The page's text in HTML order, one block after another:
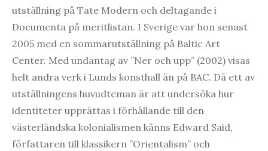
utställning på Tate Modern och deltagande i
Documenta på meritlistan. I Sverige var hon senast
2005 med en sommarutställning på Baltic Art
Center. Med undantag av ”Ner och upp” (2002) visas
helt andra verk i Lunds konsthall än på BAC. Då ett av
utställningens huvudteman är att undersöka hur
identiteter upprättas i förhållande till den
västerländska kolonialismen känns Edward Said,
författaren till klassikern ”Orientalism” och